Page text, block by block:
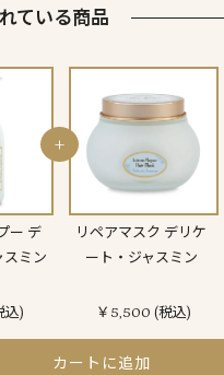
ている商品
ー デ
スミン
込)
+
リペアマスク デリケ
ート・ジャスミン
￥5,500 (税込)
カートに追加